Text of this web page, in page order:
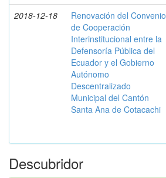
2018-12-18
Renovación del Convenio
de Cooperación
Interinstitucional entre la
Defensoría Pública del
Ecuador y el Gobierno
Autónomo
Descentralizado
Municipal del Cantón
Santa Ana de Cotacachi
Descubridor